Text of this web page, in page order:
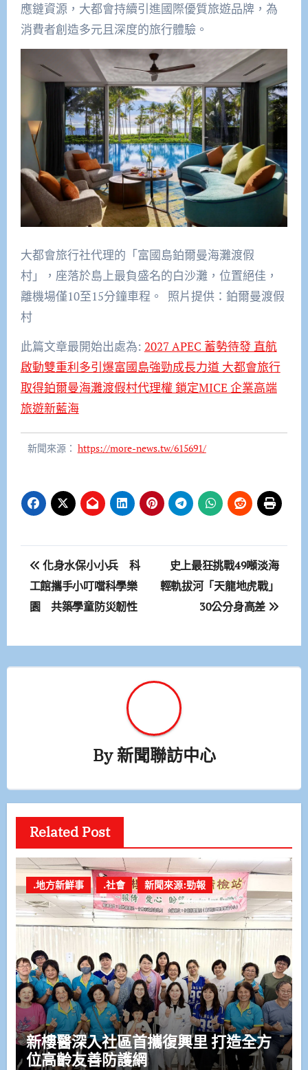
應鏈資源，大都會持續引進國際優質旅遊品牌，為
消費者創造多元且深度的旅行體驗。
大都會旅行社代理的「富國島鉑爾曼海灘渡假
村」，座落於島上最負盛名的白沙灘，位置絕佳，
離機場僅10至15分鐘車程。 照片提供：鉑爾曼渡假
村
此篇文章最開始出處為: 2027 APEC 蓄勢待發 直航
啟動雙重利多引爆富國島強勁成長力道 大都會旅行
取得鉑爾曼海灘渡假村代理權 鎖定MICE 企業高端
旅遊新藍海
新聞來源： https://more-news.tw/615691/
文
章
導
覽
化身水保小小兵 科
工館攜手小叮噹科學樂
園 共築學童防災韌性
史上最狂挑戰49噸淡海
輕軌拔河「天龍地虎戰」
30公分身高差
By新聞聯訪中心
Related Post
.地方新鮮事 .社會 新聞來源:勁報
新樓醫深入社區首攜復興里 打造全方
位高齡友善防護網